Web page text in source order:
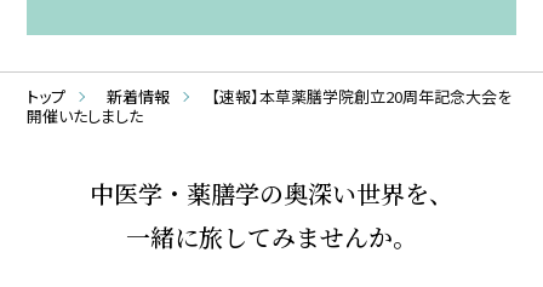
トップ 新着情報
【速報】本草薬膳学院創立20周年記念大会を
開催いたしました
中医学・薬膳学の奥深い世界を、
一緒に旅してみませんか。